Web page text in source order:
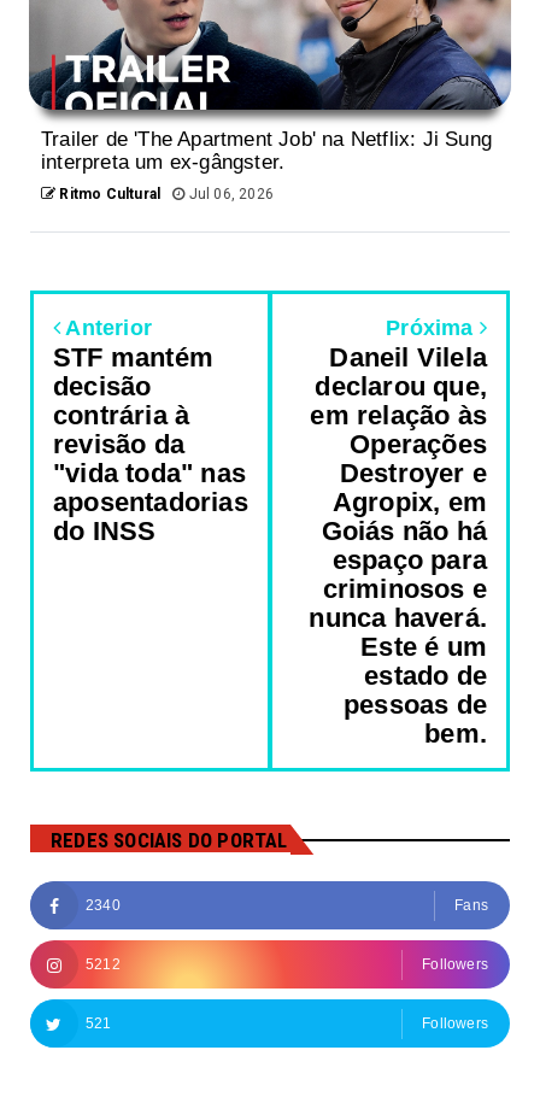
Trailer de 'The Apartment Job' na Netflix: Ji Sung
interpreta um ex-gângster.
Ritmo Cultural Jul 06, 2026
Anterior
STF mantém
decisão
contrária à
revisão da
"vida toda" nas
aposentadorias
do INSS
Próxima
Daneil Vilela
declarou que,
em relação às
Operações
Destroyer e
Agropix, em
Goiás não há
espaço para
criminosos e
nunca haverá.
Este é um
estado de
pessoas de
bem.
REDES SOCIAIS DO PORTAL
2340 Fans
5212 Followers
521 Followers